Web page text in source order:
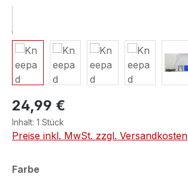
24,99 €
Inhalt: 1 Stück
Preise inkl. MwSt. zzgl. Versandkosten
Farbeauswählen